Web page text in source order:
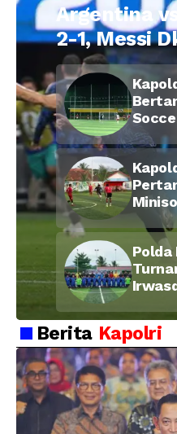
Argentina
2-1, Messi
Final Piala
2026
di
Bid
Polda
Berita Kapolri